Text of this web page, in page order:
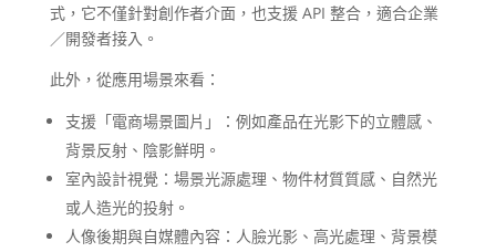
式，它不僅針對創作者介面，也支援 API 整合，適合企業
／開發者接入。
此外，從應用場景來看：
支援「電商場景圖片」：例如產品在光影下的立體感、
背景反射、陰影鮮明。
室內設計視覺：場景光源處理、物件材質質感、自然光
或人造光的投射。
人像後期與自媒體內容：人臉光影、高光處理、背景模